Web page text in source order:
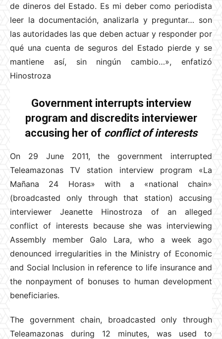
de dineros del Estado. Es mi deber como periodista
leer la documentación, analizarla y preguntar… son
las autoridades las que deben actuar y responder por
qué una cuenta de seguros del Estado pierde y se
mantiene así, sin ningún cambio…», enfatizó
Hinostroza
Government interrupts interview
program and discredits interviewer
accusing her of conflict of interests
On 29 June 2011, the government interrupted
Teleamazonas TV station interview program «La
Mañana 24 Horas» with a «national chain»
(broadcasted only through that station) accusing
interviewer Jeanette Hinostroza of an alleged
conflict of interests because she was interviewing
Assembly member Galo Lara, who a week ago
denounced irregularities in the Ministry of Economic
and Social Inclusion in reference to life insurance and
the nonpayment of bonuses to human development
beneficiaries.
The government chain, broadcasted only through
Teleamazonas during 12 minutes, was used to